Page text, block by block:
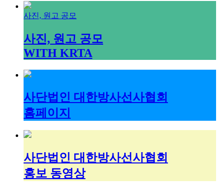
사진, 원고 공모
사진, 원고 공모
WITH KRTA
사단법인 대한방사선사협회
홈페이지
사단법인 대한방사선사협회
홍보 동영상